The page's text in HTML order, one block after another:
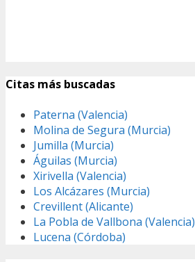
Citas más buscadas
Paterna (Valencia)
Molina de Segura (Murcia)
Jumilla (Murcia)
Águilas (Murcia)
Xirivella (Valencia)
Los Alcázares (Murcia)
Crevillent (Alicante)
La Pobla de Vallbona (Valencia)
Lucena (Córdoba)